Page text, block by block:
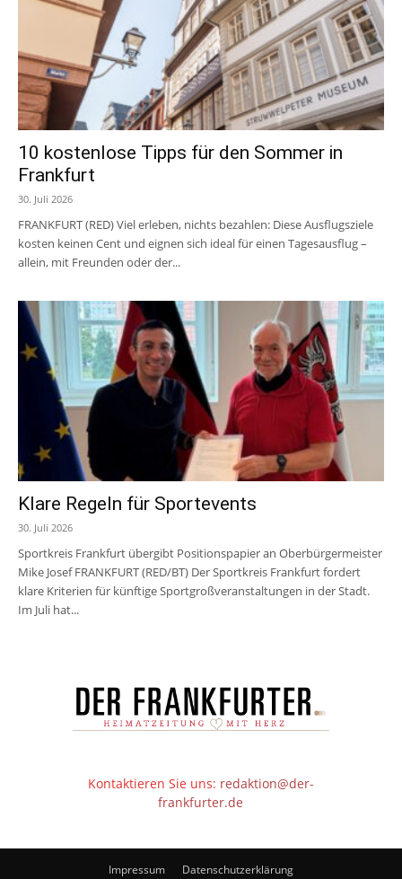
10 kostenlose Tipps für den Sommer in
Frankfurt
30. Juli 2026
FRANKFURT (RED) Viel erleben, nichts bezahlen: Diese Ausflugsziele
kosten keinen Cent und eignen sich ideal für einen Tagesausflug –
allein, mit Freunden oder der...
Klare Regeln für Sportevents
30. Juli 2026
Sportkreis Frankfurt übergibt Positionspapier an Oberbürgermeister
Mike Josef FRANKFURT (RED/BT) Der Sportkreis Frankfurt fordert
klare Kriterien für künftige Sportgroßveranstaltungen in der Stadt.
Im Juli hat...
Kontaktieren Sie uns: redaktion@der-
frankfurter.de
Impressum Datenschutzerklärung